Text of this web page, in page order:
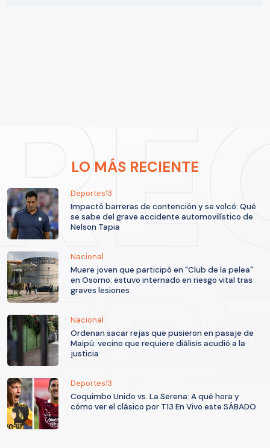
LO MÁS RECIENTE
Deportes13
Impactó barreras de contención y se volcó: Qué
se sabe del grave accidente automovilístico de
Nelson Tapia
Nacional
Muere joven que participó en "Club de la pelea"
en Osorno: estuvo internado en riesgo vital tras
graves lesiones
Nacional
Ordenan sacar rejas que pusieron en pasaje de
Maipú: vecino que requiere diálisis acudió a la
justicia
Deportes13
Coquimbo Unido vs. La Serena: A qué hora y
cómo ver el clásico por T13 En Vivo este SÁBADO